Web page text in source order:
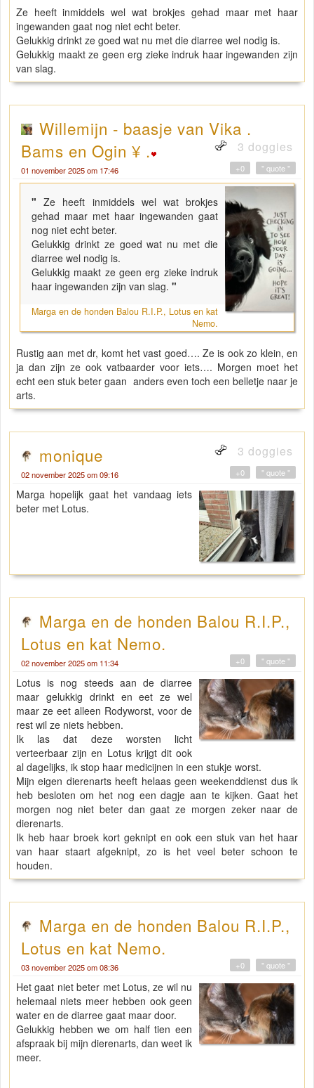
Ze heeft inmiddels wel wat brokjes gehad maar met haar
ingewanden gaat nog niet echt beter.
Gelukkig drinkt ze goed wat nu met die diarree wel nodig is.
Gelukkig maakt ze geen erg zieke indruk haar ingewanden zijn
van slag.
Willemijn - baasje van Vika .
Bams en Ogin ¥ .
3 doggies
01 november 2025 om 17:46 " quote "
+0
"Ze heeft inmiddels wel wat brokjes
gehad maar met haar ingewanden gaat
nog niet echt beter.
Gelukkig drinkt ze goed wat nu met die
diarree wel nodig is.
Gelukkig maakt ze geen erg zieke indruk
haar ingewanden zijn van slag. "
Marga en de honden Balou R.I.P., Lotus en kat
Nemo.
Rustig aan met dr, komt het vast goed…. Ze is ook zo klein, en
ja dan zijn ze ook vatbaarder voor iets…. Morgen moet het
echt een stuk beter gaan anders even toch een belletje naar je
arts.
monique 3 doggies
02 november 2025 om 09:16 " quote "
+0
Marga hopelijk gaat het vandaag iets
beter met Lotus.
Marga en de honden Balou R.I.P.,
Lotus en kat Nemo.
02 november 2025 om 11:34 " quote "
+0
Lotus is nog steeds aan de diarree
maar gelukkig drinkt en eet ze wel
maar ze eet alleen Rodyworst, voor de
rest wil ze niets hebben.
Ik las dat deze worsten licht
verteerbaar zijn en Lotus krijgt dit ook
al dagelijks, ik stop haar medicijnen in een stukje worst.
Mijn eigen dierenarts heeft helaas geen weekenddienst dus ik
heb besloten om het nog een dagje aan te kijken. Gaat het
morgen nog niet beter dan gaat ze morgen zeker naar de
dierenarts.
Ik heb haar broek kort geknipt en ook een stuk van het haar
van haar staart afgeknipt, zo is het veel beter schoon te
houden.
Marga en de honden Balou R.I.P.,
Lotus en kat Nemo.
03 november 2025 om 08:36 " quote "
+0
Het gaat niet beter met Lotus, ze wil nu
helemaal niets meer hebben ook geen
water en de diarree gaat maar door.
Gelukkig hebben we om half tien een
afspraak bij mijn dierenarts, dan weet ik
meer.